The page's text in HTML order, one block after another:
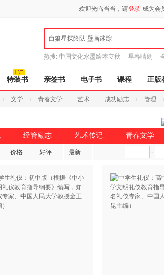
欢迎光临当当，请登录 成为会
白狼星探险队 壁画迷踪
热搜: 中国文化水墨绘本立秋 早春晴朗
特装书 亲签书 电子书 课程 正版
文学 青春文学 艺术 成功励志 管理
经管励志 艺术传记 青春文学
价格 好评 最新